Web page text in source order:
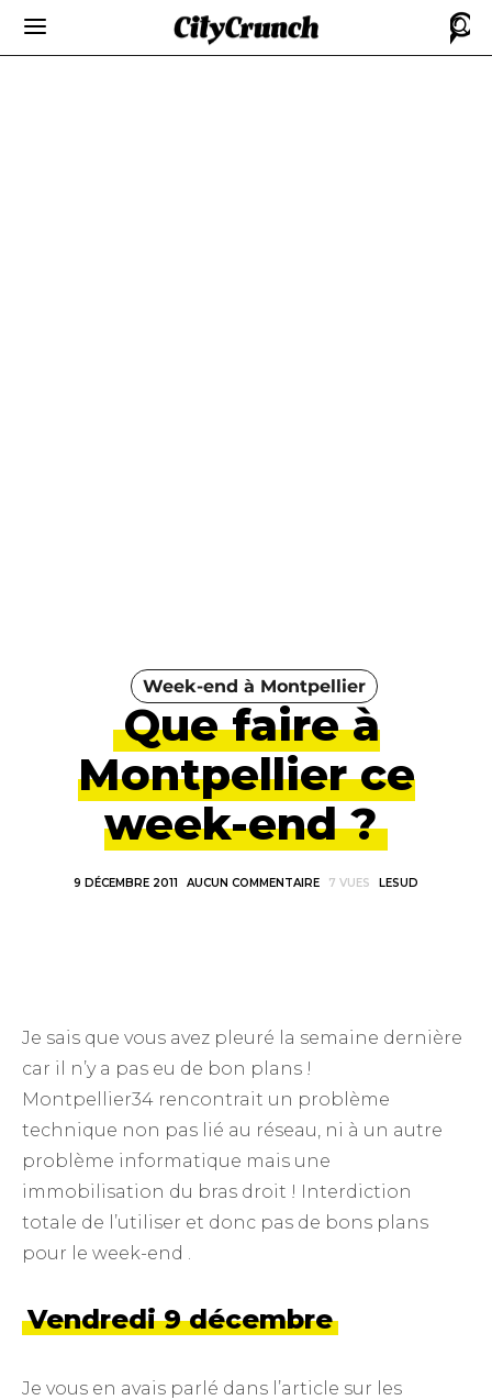
Week-end à Montpellier
Que faire à
Montpellier ce
week-end ?
9 DÉCEMBRE 2011 AUCUN COMMENTAIRE 7 VUES LESUD
Je sais que vous avez pleuré la semaine dernière
car il n’y a pas eu de bon plans !
Montpellier34 rencontrait un problème
technique non pas lié au réseau, ni à un autre
problème informatique mais une
immobilisation du bras droit ! Interdiction
totale de l’utiliser et donc pas de bons plans
pour le week-end .
Vendredi 9 décembre
Je vous en avais parlé dans l’article sur les